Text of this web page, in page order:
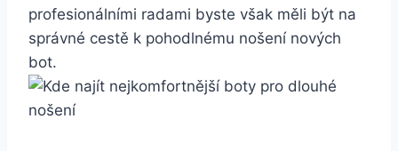
profesionálními‍ radami⁣ byste však měli být na‌
správné cestě k‌ pohodlnému nošení nových
bot.